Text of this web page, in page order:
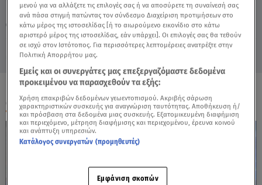
Πέμπτη 6 Αυγούστου 2026
27.04.22, 23:55 ΚΟΣΜΟΣ
ΟΛΑ ΤΑ ΒΙΝΤΕΟ
μενού για να αλλάξετε τις επιλογές σας ή να αποσύρετε τη συναίνεσή σας
ανά πάσα στιγμή πατώντας τον σύνδεσμο Διαχείριση προτιμήσεων στο
κάτω μέρος της ιστοσελίδας [ή το αιωρούμενο εικονίδιο στο κάτω
αριστερό μέρος της ιστοσελίδας, εάν υπάρχει]. Οι επιλογές σας θα τεθούν
σε ισχύ στον Ιστότοπος. Για περισσότερες λεπτομέρειες ανατρέξτε στην
Πολιτική Απορρήτου μας.
Εμείς και οι συνεργάτες μας επεξεργαζόμαστε δεδομένα
προκειμένου να παρασχεθούν τα εξής:
Χρήση επακριβών δεδομένων γεωεντοπισμού. Ακριβής σάρωση
χαρακτηριστικών συσκευής για αναγνώριση ταυτότητας. Αποθήκευση ή/
και πρόσβαση στα δεδομένα μιας συσκευής. Εξατομικευμένη διαφήμιση
και περιεχόμενο, μέτρηση διαφήμισης και περιεχομένου, έρευνα κοινού
και ανάπτυξη υπηρεσιών.
Κατάλογος συνεργατών (προμηθευτές)
Εμφάνιση σκοπών